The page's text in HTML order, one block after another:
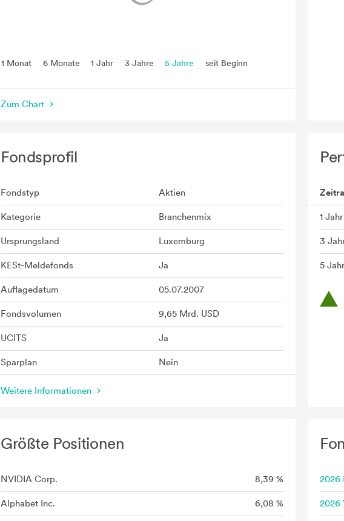
1 Monat 6 Monate 1 Jahr 3 Jahre 5 Jahre seit Beginn
Zum Chart
Fondsprofil
Fondstyp Aktien
Kategorie Branchenmix
Ursprungsland Luxemburg
KESt-Meldefonds Ja
Auflagedatum 05.07.2007
Fondsvolumen 9,65 Mrd. USD
UCITS Ja
Sparplan Nein
Weitere Informationen
1 Jahr
3
5
Größte Positionen
NVIDIA Corp. 8,39 %
Alphabet Inc. 6,08 %
2026
2026